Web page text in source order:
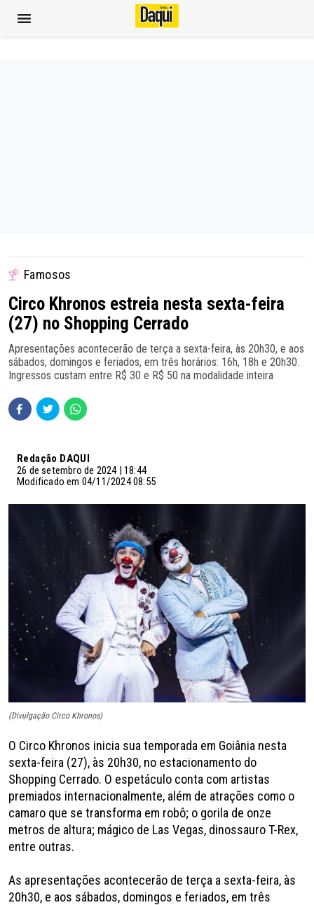
Famosos
Circo Khronos estreia nesta sexta-feira
(27) no Shopping Cerrado
Apresentações acontecerão de terça a sexta-feira, às 20h30, e aos
sábados, domingos e feriados, em três horários: 16h, 18h e 20h30.
Ingressos custam entre R$ 30 e R$ 50 na modalidade inteira
Redação DAQUI
26 de setembro de 2024 | 18:44
Modificado em 04/11/2024 08:55
(Divulgação Circo Khronos)
O Circo Khronos inicia sua temporada em Goiânia nesta
sexta-feira (27), às 20h30, no estacionamento do
Shopping Cerrado. O espetáculo conta com artistas
premiados internacionalmente, além de atrações como o
camaro que se transforma em robô; o gorila de onze
metros de altura; mágico de Las Vegas, dinossauro T-Rex,
entre outras.
As apresentações acontecerão de terça a sexta-feira, às
20h30, e aos sábados, domingos e feriados, em três